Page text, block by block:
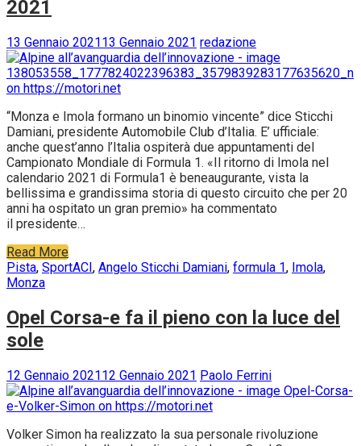
Formula 1 a Monza e Imola anche nel
2021
13 Gennaio 202113 Gennaio 2021 redazione
“Monza e Imola formano un binomio vincente” dice Sticchi
Damiani, presidente Automobile Club d’Italia. E’ ufficiale:
anche quest’anno l’Italia ospiterà due appuntamenti del
Campionato Mondiale di Formula 1. «Il ritorno di Imola nel
calendario 2021 di Formula1 è beneaugurante, vista la
bellissima e grandissima storia di questo circuito che per 20
il presidente…
Read More
Monza
Opel Corsa-e fa il pieno con la luce del
sole
12 Gennaio 202112 Gennaio 2021 Paolo Ferrini